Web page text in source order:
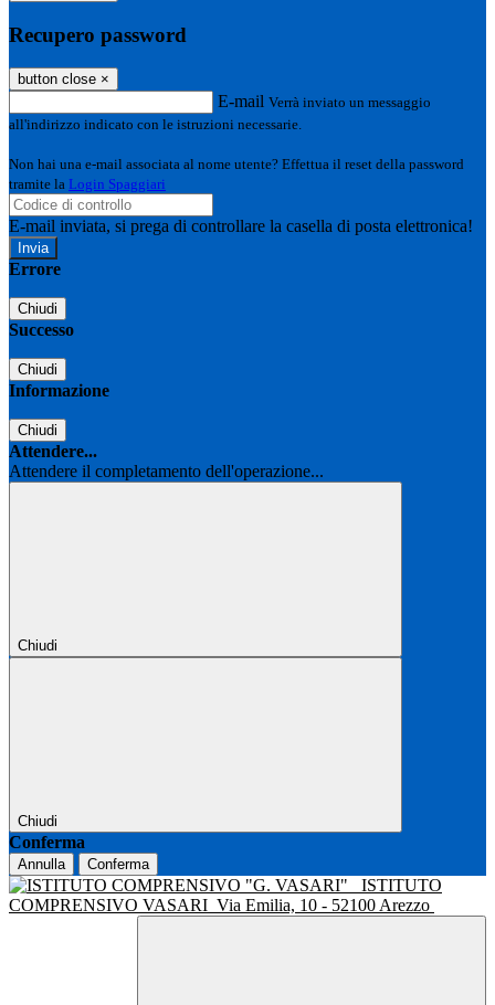
Recupero password
button close ×
E-mail Verrà inviato un messaggio
all'indirizzo indicato con le istruzioni necessarie.
Non hai una e-mail associata al nome utente? Effettua il reset della password
tramite la Login Spaggiari
E-mail inviata, si prega di controllare la casella di posta elettronica!
Errore
Chiudi
Successo
Chiudi
Informazione
Chiudi
Attendere...
Attendere il completamento dell'operazione...
Chiudi
Chiudi
Conferma
Annulla Conferma
ISTITUTO
COMPRENSIVO VASARI Via Emilia, 10 - 52100 Arezzo